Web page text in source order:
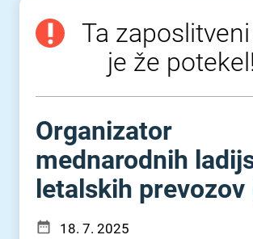
Ta
je že potekel!
Organizator
mednarodnih
letalskih
18. 7. 2025